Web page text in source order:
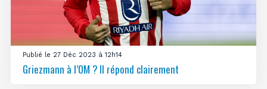
Publié le 27 Déc 2023 à 12h14
Griezmann à l’OM ? Il répond clairement